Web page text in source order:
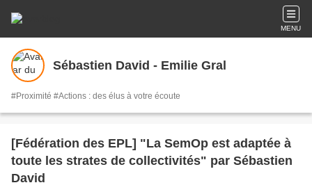
MENU
Sébastien David - Emilie Gral
#Proximité #Actions : des élus à votre écoute
[Fédération des EPL] "La SemOp est adaptée à
toute les strates de collectivités" par Sébastien
David